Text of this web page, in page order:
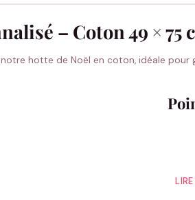
– Coton 49 × 75
hotte de Noël en coton, idéale